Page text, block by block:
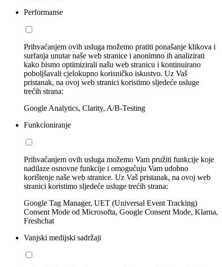
Performanse
Prihvaćanjem ovih usluga možemo pratiti ponašanje klikova i
surfanja unutar naše web stranice i anonimno ih analizirati
kako bismo optimizirali našu web stranicu i kontinuirano
poboljšavali cjelokupno korisničko iskustvo. Uz Vaš
pristanak, na ovoj web stranici koristimo sljedeće usluge
trećih strana:
Google Analytics, Clarity, A/B-Testing
Funkcioniranje
Prihvaćanjem ovih usluga možemo Vam pružiti funkcije koje
nadilaze osnovne funkcije i omogućuju Vam udobno
korištenje naše web stranice. Uz Vaš pristanak, na ovoj web
stranici koristimo sljedeće usluge trećih strana:
Google Tag Manager, UET (Universal Event Tracking)
Consent Mode od Microsofta, Google Consent Mode, Klarna,
Freshchat
Vanjski medijski sadržaji